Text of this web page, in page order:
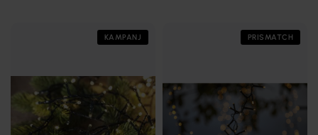
KAMPANJ PRISMATCH